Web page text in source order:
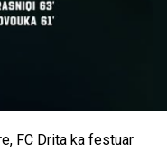
FC Drita ka festuar